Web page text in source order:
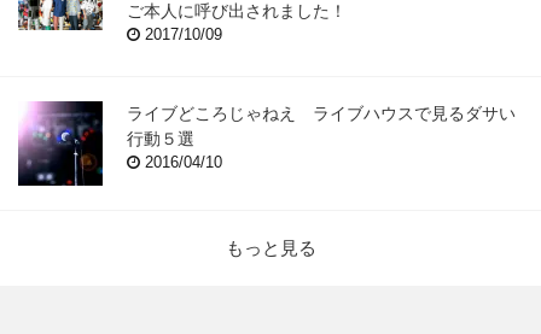
ご本人に呼び出されました！
2017/10/09
ライブどころじゃねえ ライブハウスで見るダサい
行動５選
2016/04/10
もっと見る